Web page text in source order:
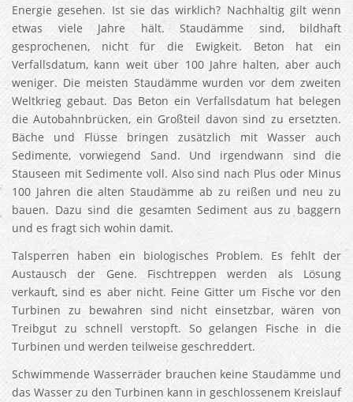
Energie gesehen. Ist sie das wirklich? Nachhaltig gilt wenn
etwas viele Jahre hält. Staudämme sind, bildhaft
gesprochenen, nicht für die Ewigkeit. Beton hat ein
Verfallsdatum, kann weit über 100 Jahre halten, aber auch
weniger. Die meisten Staudämme wurden vor dem zweiten
Weltkrieg gebaut. Das Beton ein Verfallsdatum hat belegen
die Autobahnbrücken, ein Großteil davon sind zu ersetzten.
Bäche und Flüsse bringen zusätzlich mit Wasser auch
Sedimente, vorwiegend Sand. Und irgendwann sind die
Stauseen mit Sedimente voll. Also sind nach Plus oder Minus
100 Jahren die alten Staudämme ab zu reißen und neu zu
bauen. Dazu sind die gesamten Sediment aus zu baggern
und es fragt sich wohin damit.
Talsperren haben ein biologisches Problem. Es fehlt der
Austausch der Gene. Fischtreppen werden als Lösung
verkauft, sind es aber nicht. Feine Gitter um Fische vor den
Turbinen zu bewahren sind nicht einsetzbar, wären von
Treibgut zu schnell verstopft. So gelangen Fische in die
Turbinen und werden teilweise geschreddert.
Schwimmende Wasserräder brauchen keine Staudämme und
das Wasser zu den Turbinen kann in geschlossenem Kreislauf